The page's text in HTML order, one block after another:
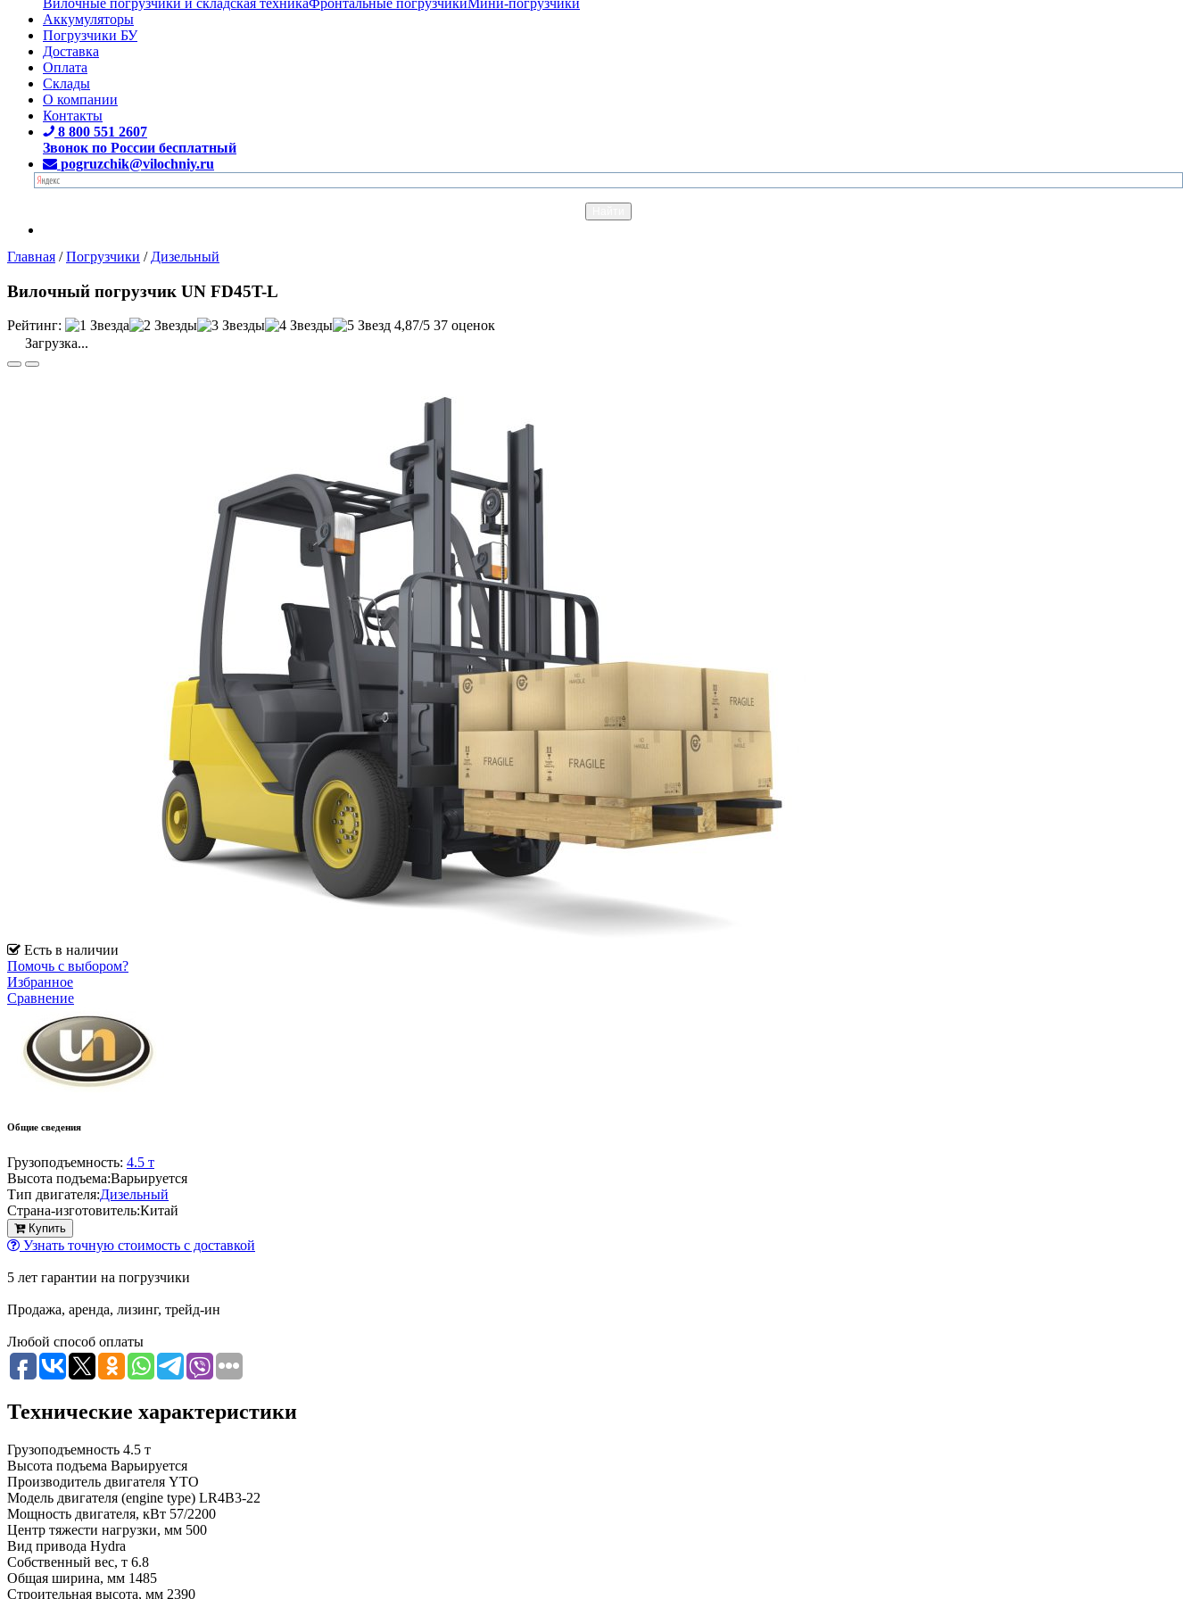
Аккумуляторы
Погрузчики БУ
Доставка
Оплата
Склады
О компании
Контакты
8 800 551 2607
Звонок по России бесплатный
pogruzchik@vilochniy.ru
Главная /Погрузчики / Дизельный
Вилочный погрузчик UN FD45T-L
Рейтинг: 4,87/5 37 оценок
Загрузка...
Есть в наличии
Помочь с выбором?
Избранное
Сравнение
Общие сведения
Грузоподъемность: 4.5 т
Высота подъема:Варьируется
Тип двигателя:Дизельный
Страна-изготовитель:Китай
Купить
Узнать точную стоимость с доставкой
5 лет гарантии на погрузчики
Продажа, аренда, лизинг, трейд-ин
Любой способ оплаты
Технические характеристики
Грузоподъемность 4.5 т
Высота подъема Варьируется
Производитель двигателя YTO
Модель двигателя (engine type) LR4B3-22
Мощность двигателя, кВт 57/2200
Центр тяжести нагрузки, мм 500
Вид привода Hydra
Собственный вес, т 6.8
Общая ширина, мм 1485
Строительная высота, мм 2390